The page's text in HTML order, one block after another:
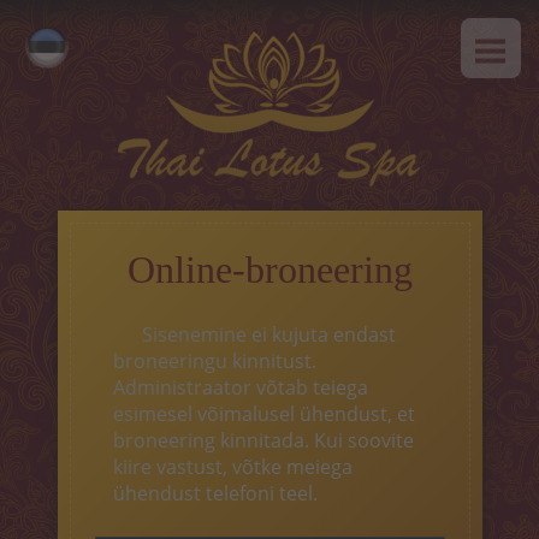
Русский
MEIST
Tai massaaz
Klassikaline massaaz
SPAa-programmid
Tai-programmid
Näohooldus
Online-broneering
Sisenemine ei kujuta endast
broneeringu kinnitust.
Administraator võtab teiega
esimesel võimalusel ühendust, et
broneering kinnitada. Kui soovite
kiire vastust, võtke meiega
ühendust telefoni teel.